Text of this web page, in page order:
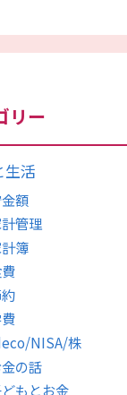
リー
生活
額
管理
簿
NISA/株
の話
もとお金